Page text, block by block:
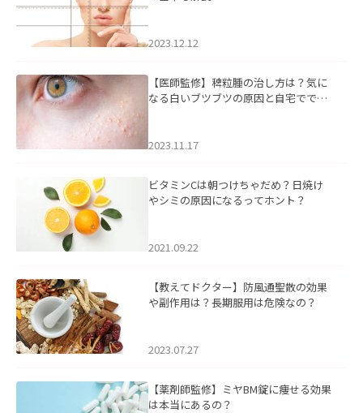
2023.12.12
【医師監修】稗粒腫の治し方は？気に
なる白いブツブツの原因と自宅ででき
2023.11.17
ビタミンCは朝つけちゃだめ？日焼け
やシミの原因になるってホント？
2021.09.22
【教えてドクター】防風通聖散の効果
や副作用は？長期服用は危険なの？
2023.07.27
【薬剤師監修】ミヤBM錠に痩せる効果
は本当にあるの？